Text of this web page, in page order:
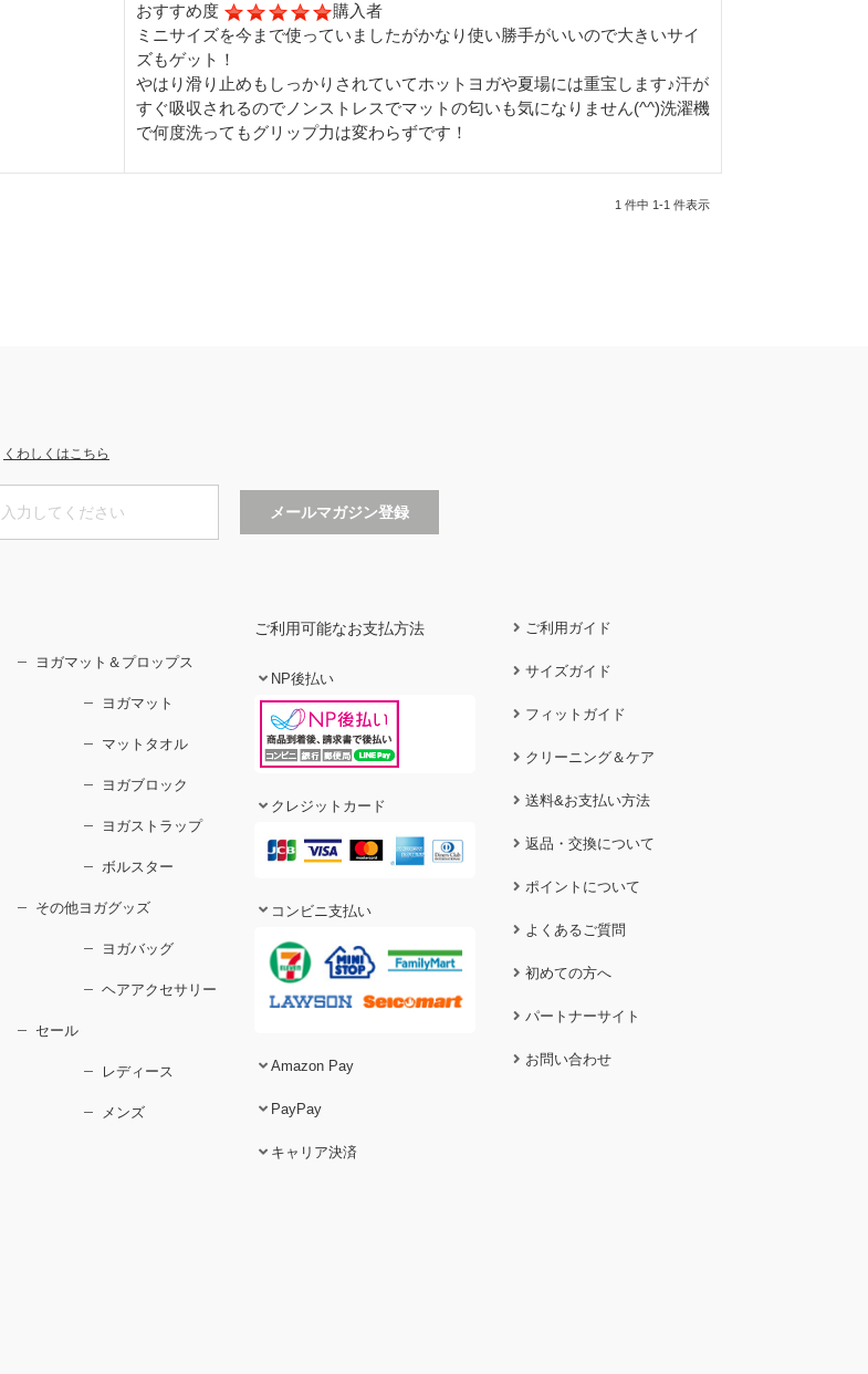
おすすめ度
購入者
ミニサイズを今まで使っていましたがかなり使い勝手がいいので大きいサイ
ズもゲット！
やはり滑り止めもしっかりされていてホットヨガや夏場には重宝します♪汗が
すぐ吸収されるのでノンストレスでマットの匂いも気になりません(^^)洗濯機
で何度洗ってもグリップ力は変わらずです！
1 件中 1-1 件表示
くわしくはこちら
ヨガマット＆プロップス
ヨガマット
マットタオル
ヨガブロック
ヨガストラップ
ボルスター
その他ヨガグッズ
ヨガバッグ
ヘアアクセサリー
セール
レディース
メンズ
ご利用可能なお支払方法
NP後払い
クレジットカード
コンビニ支払い
Amazon Pay
PayPay
キャリア決済
ご利用ガイド
サイズガイド
フィットガイド
クリーニング＆ケア
送料&お支払い方法
返品・交換について
ポイントについて
よくあるご質問
初めての方へ
パートナーサイト
お問い合わせ